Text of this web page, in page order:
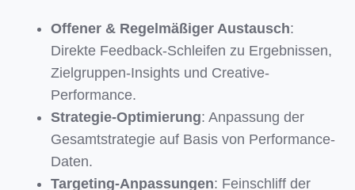
Offener & Regelmäßiger Austausch:
Direkte Feedback-Schleifen zu Ergebnissen,
Zielgruppen-Insights und Creative-
Performance.
Strategie-Optimierung: Anpassung der
Gesamtstrategie auf Basis von Performance-
Daten.
Targeting-Anpassungen: Feinschliff der